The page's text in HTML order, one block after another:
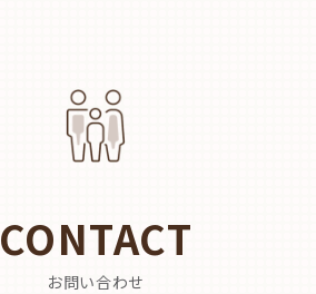
CONTACT
お問い合わせ